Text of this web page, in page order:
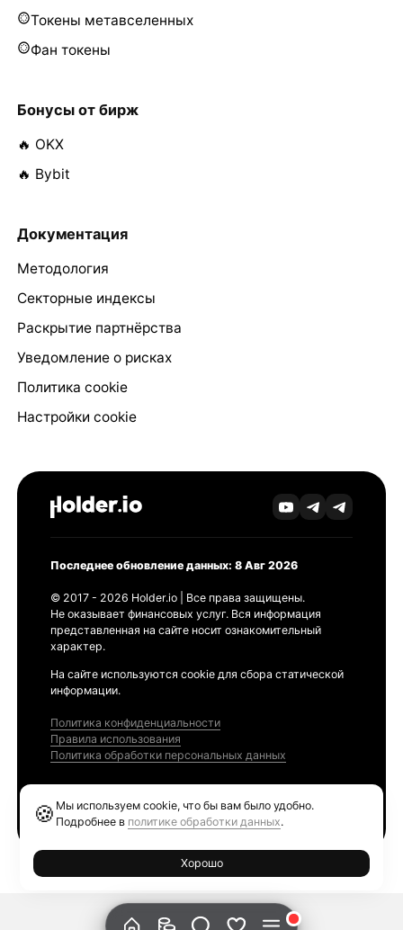
Токены метавселенных
Фан токены
Бонусы от бирж
🔥 OKX
🔥 Bybit
Документация
Методология
Секторные индексы
Раскрытие партнёрства
Уведомление о рисках
Политика cookie
Настройки cookie
Последнее обновление данных: 8 Авг 2026
© 2017 - 2026 Holder.io | Все права защищены.
Не оказывает финансовых услуг. Вся информация
представленная на сайте носит ознакомительный
характер.
На сайте используются cookie для сбора статической
информации.
Политика конфиденциальности
Правила использования
Политика обработки персональных данных
🍪 Мы используем cookie, что бы вам было удобно.
Подробнее в политике обработки данных.
Хорошо
Ethereum GAS Tracker